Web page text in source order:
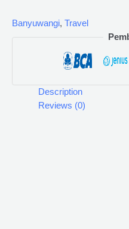
Banyuwangi, Travel
Description
Reviews (0)